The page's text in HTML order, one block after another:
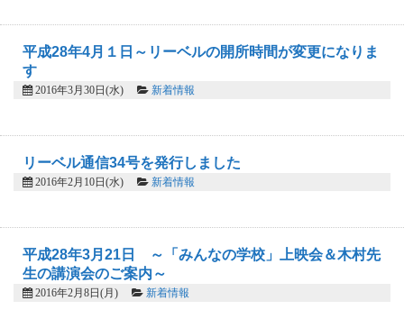
平成28年4月１日～リーベルの開所時間が変更になりま
す
2016年3月30日(水) 新着情報
リーベル通信34号を発行しました
2016年2月10日(水) 新着情報
平成28年3月21日 ～「みんなの学校」上映会＆木村先
生の講演会のご案内～
2016年2月8日(月) 新着情報